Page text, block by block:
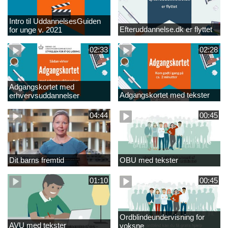
Intro til UddannelsesGuiden
for unge v. 2021
Efteruddannelse.dk er flyttet
02:33
Adgangskortet med
erhvervsuddannelser
02:28
Adgangskortet med tekster
04:44
Dit barns fremtid
00:45
OBU med tekster
01:10
AVU med tekster
00:45
Ordblindeundervisning for
voksne